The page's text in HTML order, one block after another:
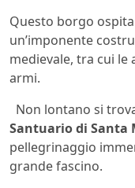
Questo borgo
un’imponente
medievale, tra cui
armi.
Non lontano si
Santuario di Santa
pellegrinaggio
grande fascino.